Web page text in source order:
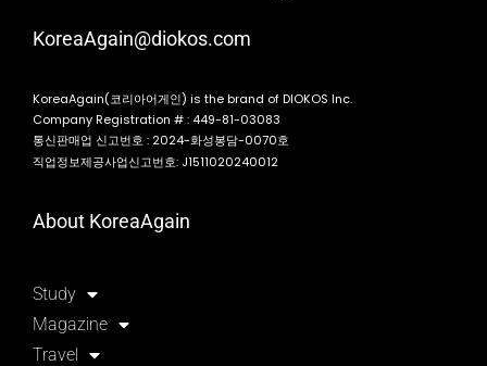
KoreaAgain@diokos.com
KoreaAgain(코리아어게인) is the brand of DIOKOS Inc.
Company Registration # : 449-81-03083
통신판매업 신고번호 : 2024-화성봉담-0070호
직업정보제공사업신고번호: J1511020240012
About KoreaAgain
Study
Magazine
Travel